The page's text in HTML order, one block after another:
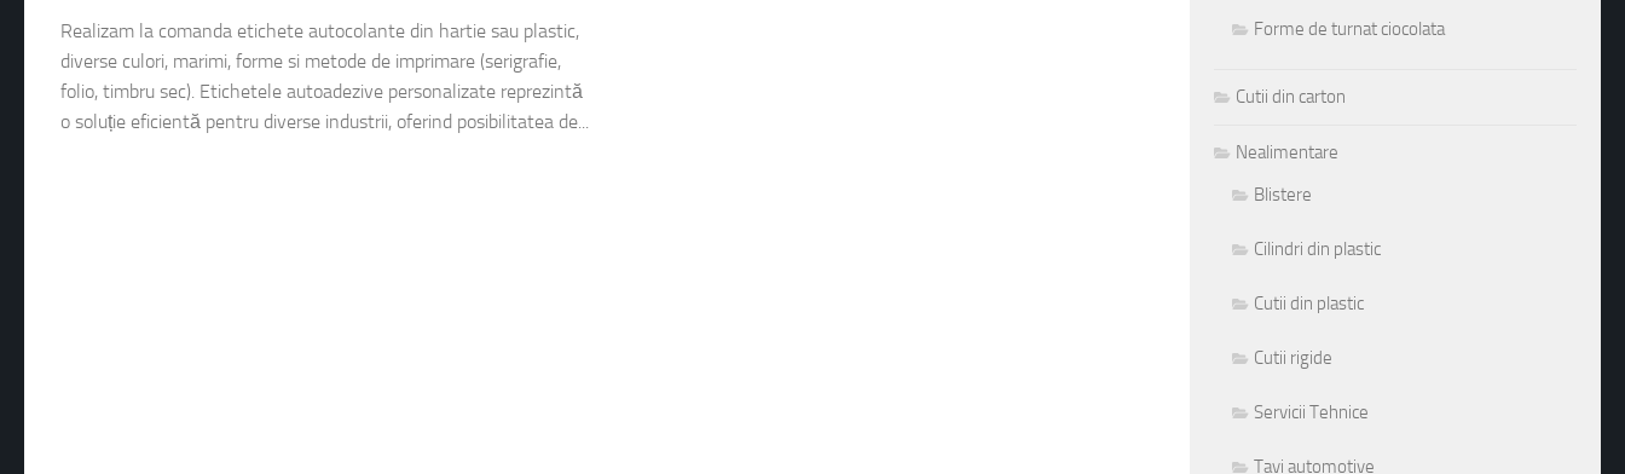
Realizam la comanda etichete autocolante din hartie sau plastic,
diverse culori, marimi, forme si metode de imprimare (serigrafie,
folio, timbru sec). Etichetele autoadezive personalizate reprezintă
o soluție eficientă pentru diverse industrii, oferind posibilitatea de...
Forme de turnat ciocolata
Cutii din carton
Nealimentare
Blistere
Cilindri din plastic
Cutii din plastic
Cutii rigide
Servicii Tehnice
Tavi automotive